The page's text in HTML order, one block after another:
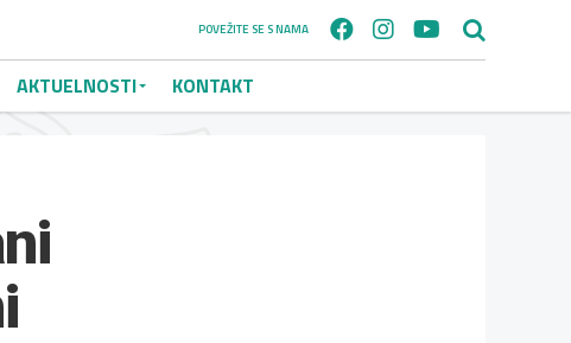
POVEŽITE SE S NAMA
AKTUELNOSTI KONTAKT